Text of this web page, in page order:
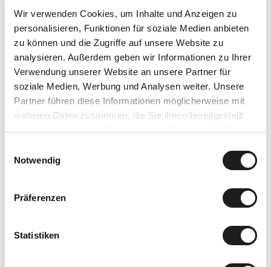
Wir verwenden Cookies, um Inhalte und Anzeigen zu
personalisieren, Funktionen für soziale Medien anbieten
zu können und die Zugriffe auf unsere Website zu
analysieren. Außerdem geben wir Informationen zu Ihrer
Verwendung unserer Website an unsere Partner für
soziale Medien, Werbung und Analysen weiter. Unsere
Partner führen diese Informationen möglicherweise mit
weiteren Daten zusammen, die Sie ihnen bereitgestellt
haben oder die sie im Rahmen Ihrer Nutzung der Dienste
Notwendig
Präferenzen
Statistiken